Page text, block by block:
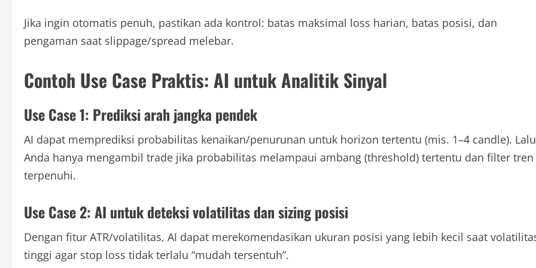
Jika ingin otomatis penuh, pastikan ada kontrol: batas maksimal loss harian, batas posisi, dan
pengaman saat slippage/spread melebar.
Contoh Use Case Praktis: AI untuk Analitik Sinyal
Use Case 1: Prediksi arah jangka pendek
AI dapat memprediksi probabilitas kenaikan/penurunan untuk horizon tertentu (mis. 1–4 candle).
Anda hanya mengambil trade jika probabilitas melampaui ambang (threshold) tertentu dan filter tren
terpenuhi.
Use Case 2: AI untuk deteksi volatilitas dan sizing posisi
Dengan fitur ATR/volatilitas, AI dapat merekomendasikan ukuran posisi yang lebih kecil saat
tinggi agar stop loss tidak terlalu “mudah tersentuh”.